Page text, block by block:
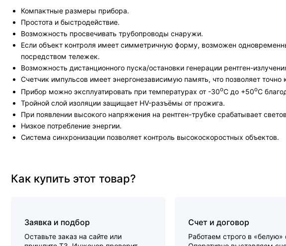
Компактные размеры прибора.
Простота и быстродействие.
Возможность просвечивать трубопроводы снаружи.
Если объект контроля имеет симметричную форму, возможен
посредством тележек.
Возможность дистанционного пуска/остановки генерации рентген-
Счетчик импульсов имеет энергонезависимую память, что позволяет
Прибор можно эксплуатировать при температурах от -30оС до +50оС
Тройной слой изоляции защищает HV-разъёмы от прожига.
При появлении высокого напряжения на рентген-трубке срабатывает
Низкое потребление энергии.
Система синхронизации позволяет контроль высокоскоростных объектов.
Как купить этот товар?
Заявка и подбор
Оставьте заказ на сайте или
Счет и договор
Работаем строго в